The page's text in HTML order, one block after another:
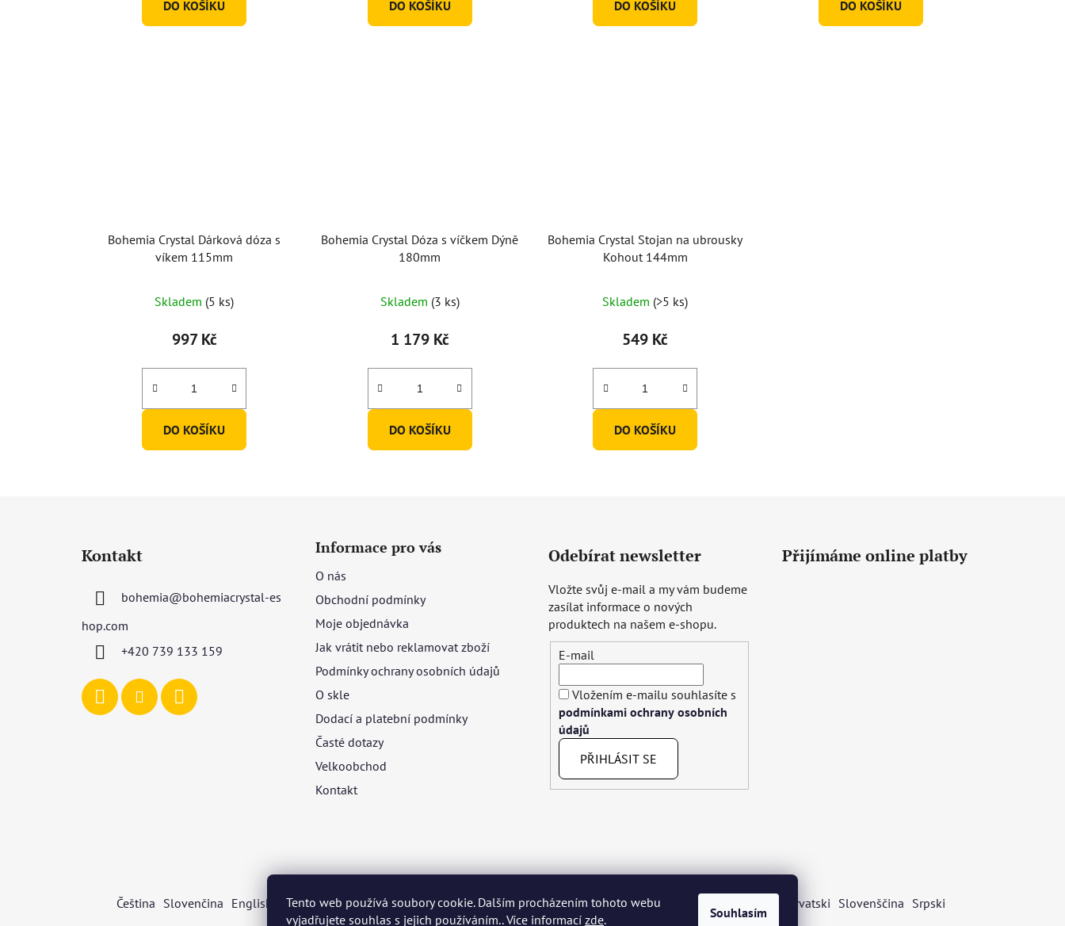
Tento web používá soubory cookie. Dalším procházením tohoto webu
vyjadřujete souhlas s jejich používáním.. Více informací zde. Souhlasím
hvězdiček.
DO KOŠÍKU DO KOŠÍKU
hvězdiček.
DO KOŠÍKU DO KOŠÍKU
Bohemia Crystal Dárková dóza s
víkem 115mm
Skladem (5 ks)
997 Kč
DO KOŠÍKU
Bohemia Crystal Dóza s víčkem Dýně
180mm
Skladem (3 ks)
1 179 Kč
DO KOŠÍKU
Bohemia Crystal Stojan na ubrousky
Kohout 144mm
hodnocení
produktu
5,0
z
hvězdiček.
Skladem (>5 ks)
549 Kč
DO KOŠÍKU
Kontakt
bohemia@bohemiacrystal-es
hop.com
+420 739 133 159
Informace pro vás
O nás
Obchodní podmínky
Moje objednávka
Jak vrátit nebo reklamovat zboží
Podmínky ochrany osobních údajů
O skle
Dodací a platební podmínky
Časté dotazy
Velkoobchod
Kontakt
Odebírat newsletter
Vložte svůj e-mail a my vám budeme
zasílat informace o nových
produktech na našem e-shopu.
E-mail
Vložením e-mailu souhlasíte s
podmínkami ochrany osobních
údajů
PŘIHLÁSIT SE
Přijímáme online platby
Čeština Slovenčina English Deutsch Magyar Język polski Română Italiano Español Français Português Hrvatski Slovenščina Srpski
Nederlands Українська Ελληνικά Svenska